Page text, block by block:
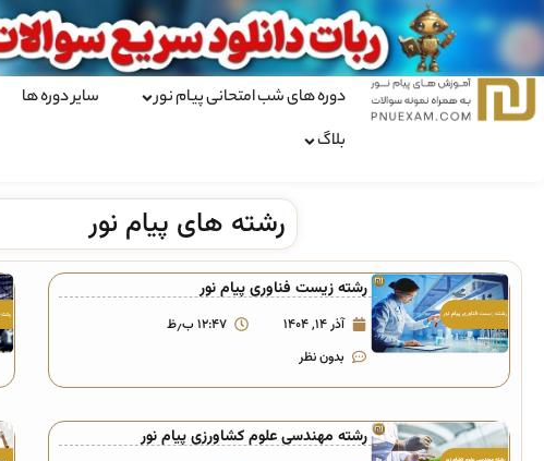
دوره های شب امتحانی پیام نور سایر دوره ها
بلاگ
رشته های پیام نور
رشته زیست فناوری پیام نور
آذر ۱۴, ۱۴۰۴
۱۲:۴۷ ب٫ظ
بدون نظر
رشته مهندسی علوم کشاورزی پیام نور